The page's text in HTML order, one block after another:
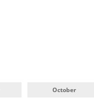
October